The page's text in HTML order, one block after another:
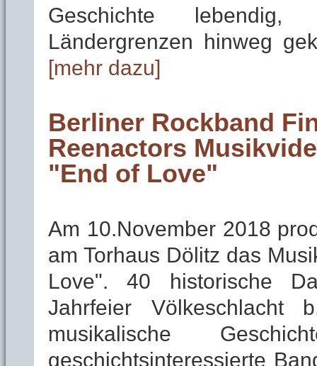
Geschichte lebendig,
Ländergrenzen hinweg
[mehr dazu]
Berliner Rockband
Reenactors
"End of Love"
Am 10.November 2018
am Torhaus Dölitz das
Love". 40 historische
Jahrfeier
musikalische
geschichtsinteressierte